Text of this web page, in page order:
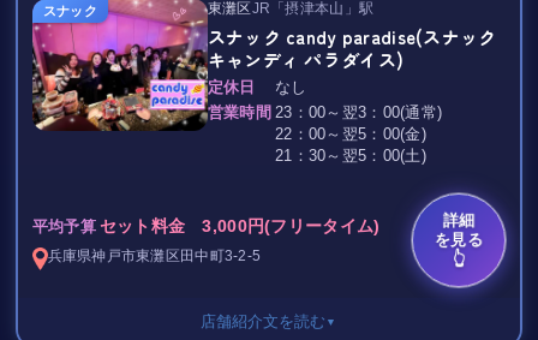
盛り上がりませんか(*^-^*)♪♪
なんと今なら
「夜まちナビを見た」
とおっしゃっていただければ
初回来店時のみ、
是非、この機会に
【 Omi Omi 】へお越し下さい☆
お待ちしております！
゜。*:・゜。*:・゜。*:・゜。*:・゜。*:
90分・・・3500円
120分・・・4500円
延長30分（未満でも）・・1300円
女の子ドリンク 600円～
※全て税込
※現金又は電子マネーペイペイのみ
★アサヒスーパードライ生（レッドアイ有）
★チューハイ各種
（レモン・ライム・グレープフルーツ・ぶどう・もも・カルピ
★赤ワイン ★麦焼酎 ★芋焼酎
スナック 東灘区JR「摂津本山」駅
スナック candy paradise(スナック
キャンディ パラダイス)
定休日
なし
営業時間 23：00～翌3：00(通常)
22：00～翌5：00(金)
21：30～翌5：00(土)
平均予算 セット料金 3,000円(フリータイム)
兵庫県神戸市東灘区 田中町3-2-5
詳細
を見る
👆
店舗紹介文を読む ▼